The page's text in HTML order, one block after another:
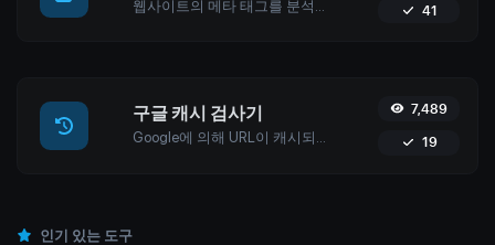
41
구글 캐시 검사기
Google에 의해 URL이 캐시되었는지 확인하고 캐시 날짜를 가져옵니다. 사용하기 쉬운 도구로 사이트의 Google 색인 내 존재를 모니터링하세요.
7,489
19
인기 있는 도구